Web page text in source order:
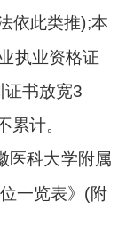
依此类推);本
执业资格证
书放宽3
累计。
医科大学附属
一览表》(附